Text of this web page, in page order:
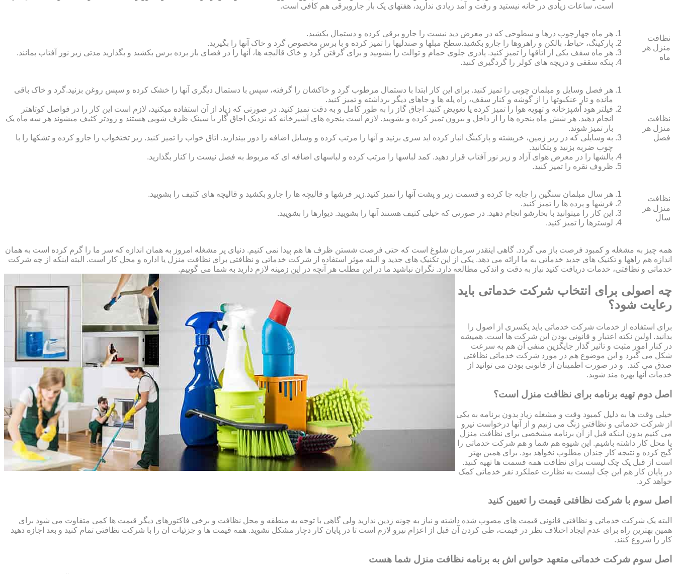
است، ساعات زیادی در خانه نیستید و رفت و آمد زیادی ندارید، هفته‏ای یک بار جاروبرقی هم کافی است.
نظافت
منزل هر
ماه
هر ماه چهارچوب درها و سطوحی که در معرض دید نیست را جارو برقی کرده و دستمال بکشید.
پارکینگ، حیاط، بالکن و راهروها را جارو بکشید.سطح مبل‏ها و صندلی‏ها را تمیز کرده و با برس مخصوص گرد و خاک آنها را بگیرید.
هر ماه سقف یکی از اتاق‏ها را تمیز کنید. پادری جلوی حمام و توالت را بشویید و برای گرفتن گرد و خاک قالیچه‏ ها، آنها را در فضای باز برده برس بکشید و بگذارید مدتی زیر نور آفتاب بمانند.
پنکه سقفی و دریچه‏ های کولر را گردگیری کنید.
نظافت
منزل هر
فصل
هر فصل وسایل و مبلمان چوبی را تمیز کنید. برای این کار ابتدا با دستمال مرطوب گرد و خاک‏شان را گرفته، سپس با دستمال دیگری آنها را خشک کرده و سپس روغن بزنید.گرد و خاک باقی
مانده و تار عنکبوت‏ها را از گوشه و کنار سقف، راه پله‏ ها و جاهای دیگر برداشته و تمیز کنید.
فیلتر هود آشپزخانه و تهویه هوا را تمیز کرده یا تعویض کنید. اجاق گاز را به طور کامل و به دقت تمیز کنید. در صورتی که زیاد از آن استفاده می‏کنید، لازم است این کار را در فواصل کوتاه‏تر
انجام دهید. هر شش ماه پنجره‏ ها را از داخل و بیرون تمیز کرده و بشویید. لازم است پنجره‏ های آشپزخانه که نزدیک اجاق گاز یا سینک ظرف شویی هستند و زودتر کثیف می‏شوند هر سه ماه یک
بار تمیز شوند.
به وسایلی که در زیر زمین، خرپشته و پارکینگ انبار کرده‏ اید سری بزنید و آنها را مرتب کرده و وسایل اضافه را دور بیندازید. اتاق خواب را تمیز کنید. زیر تختخواب را جارو کرده و تشک‏ها را با
چوب ضربه بزنید و بتکانید.
بالش‏ها را در معرض هوای آزاد و زیر نور آفتاب قرار دهید. کمد لباس‏ها را مرتب کرده و لباس‏های اضافه ای که مربوط به فصل نیست را کنار بگذارید.
ظروف نقره را تمیز کنید.
نظافت
منزل هر
سال
هر سال مبلمان سنگین را جابه جا کرده و قسمت زیر و پشت آنها را تمیز کنید.زیر فرش‏ها و قالیچه‏ ها را جارو بکشید و قالیچه‏ های کثیف را بشویید.
فرش‏ها و پرده ‏ها را تمیز کنید.
این کار را می‏توانید با بخارشو انجام دهید. در صورتی که خیلی کثیف هستند آنها را بشویید. دیوارها را بشویید.
لوسترها را تمیز کنید.
همه چیز به مشغله و کمبود فرصت باز می گردد. گاهی اینقدر سرمان شلوغ است که حتی فرصت شستن ظرف ها هم پیدا نمی کنیم. دنیای پر مشغله امروز به همان اندازه که سر ما را گرم کرده است به همان
اندازه هم راهها و تکنیک های جدید خدماتی به ما ارائه می دهد. یکی از این تکنیک های جدید و البته موثر استفاده از شرکت خدماتی و نظافتی برای نظافت منزل یا اداره و محل کار است. البته اینکه از چه شرکت
خدماتی و نظافتی، خدمات دریافت کنید نیاز به دقت و اندکی مطالعه دارد. نگران نباشید ما در این مطلب هر آنچه در این زمینه لازم دارید به شما می گوییم.
چه اصولی برای انتخاب شرکت خدماتی باید
رعایت شود؟
برای استفاده از خدمات شرکت خدماتی باید یکسری از اصول را
بدانید. اولین نکته اعتبار و قانونی بودن این شرکت ها است. همیشه
در کنار امور مثبت و تاثیر گذار جایگزین منفی آن هم به سرعت
شکل می گیرد و این موضوع هم در مورد شرکت خدماتی نظافتی
صدق می کند. و در صورت اطمینان از قانونی بودن می توانید از
خدمات آنها بهره مند شوید.
اصل دوم تهیه برنامه برای نظافت منزل است؟
خیلی وقت ها به دلیل کمبود وقت و مشغله زیاد بدون برنامه به یکی
از شرکت خدماتی و نظافتی زنگ می زنیم و از آنها درخواست نیرو
می کنیم بدون اینکه قبل از آن برنامه مشخصی برای نظافت منزل
یا محل کار داشته باشیم. این شیوه هم شما و هم شرکت خدماتی را
گیج کرده و نتیجه کار چندان مطلوب نخواهد بود. برای همین بهتر
است از قبل یک چک لیست برای نظافت همه قسمت ها تهیه کنید.
در پایان کار هم این چک لیست به نظارت عملکرد نفر خدماتی کمک
خواهد کرد.
اصل سوم با شرکت نظافتی قیمت را تعیین کنید
البته یک شرکت خدماتی و نظافتی قانونی قیمت های مصوب شده داشته و نیاز به چونه زدین ندارید ولی گاهی با توجه به منطقه و محل نظافت و برخی فاکتورهای دیگر قیمت ها کمی متفاوت می شود برای
همین بهترین راه برای عدم ایجاد اختلاف نظر در قیمت، طی کردن آن قبل از اعزام نیرو لازم است تا در پایان کار دچار مشکل نشوید. همه قیمت ها و جزئیات ان را با شرکت نظافتی تمام کنید و بعد اجازه دهید
کار را شروع کنند.
اصل سوم شرکت خدماتی متعهد حواس اش به برنامه نظافت منزل شما هست